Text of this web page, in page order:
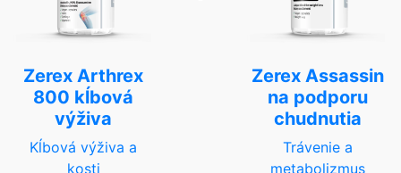
Zerex Arthrex
800 kĺbová
výživa
Kĺbová výživa a
kosti
Zerex Assassin
na podporu
chudnutia
Trávenie a
metabolizmus